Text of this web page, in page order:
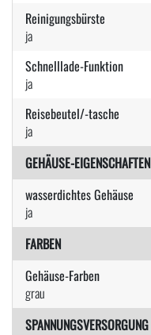
Reinigungsbürste
ja
Schnelllade-Funktion
ja
Reisebeutel/-tasche
ja
GEHÄUSE-EIGENSCHAFTEN
wasserdichtes Gehäuse
ja
FARBEN
Gehäuse-Farben
grau
SPANNUNGSVERSORGUNG